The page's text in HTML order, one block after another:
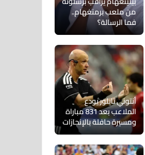
من ملعب برمنغهام..
فما الرسالة؟
أنتوني تايلور يودع
الملاعب بعد 831 مباراة
ومسيرة حافلة بالإنجازات